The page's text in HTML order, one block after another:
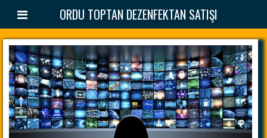
ORDU TOPTAN DEZENFEKTAN SATIŞI